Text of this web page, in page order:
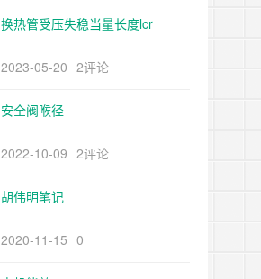
换热管受压失稳当量长度lcr
2023-05-20 2评论
安全阀喉径
2022-10-09 2评论
胡伟明笔记
2020-11-15 0